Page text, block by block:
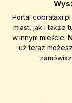
Portal
miast, jak i także
w innym mieście.
już teraz